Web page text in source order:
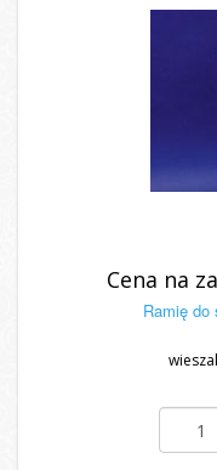
Cena na
Ramię do